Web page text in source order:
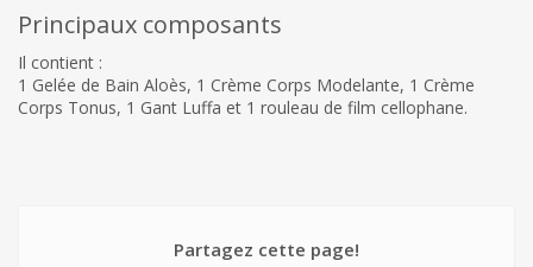
Principaux composants
Il contient :
1 Gelée de Bain Aloès, 1 Crème Corps Modelante, 1 Crème
Corps Tonus, 1 Gant Luffa et 1 rouleau de film cellophane.
Partagez cette page!